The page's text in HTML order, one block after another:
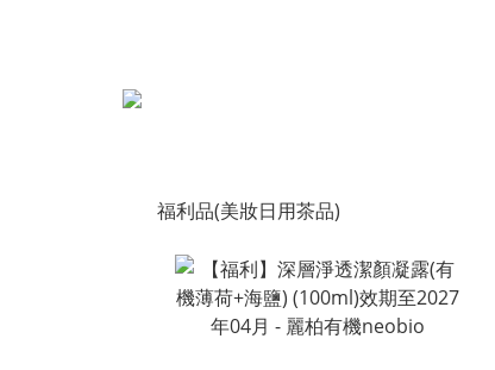
福利品(美妝日用茶品)